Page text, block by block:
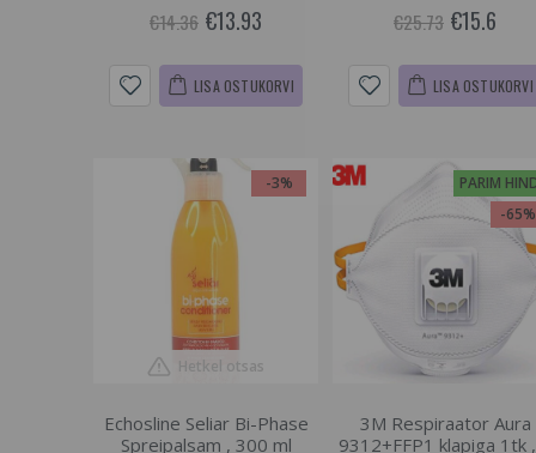
€14.36 €13.93
LISA OSTUKORVI
€25.73 €15.6
LISA OSTUKORVI
-3%
Hetkel otsas
Echosline Seliar Bi-Phase
Spreipalsam , 300 ml
PARIM
-65%
3M Respiraator Aura
9312+FFP1 klapiga 1tk ,